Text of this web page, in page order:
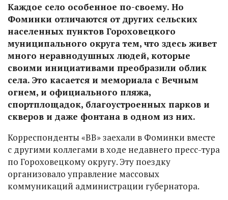
Каждое село особенное по-своему. Но
Фоминки отличаются от других сельских
населенных пунктов Гороховецкого
муниципального округа тем, что здесь живет
много неравнодушных людей, которые
своими инициативами преобразили облик
села. Это касается и мемориала с Вечным
огнем, и официального пляжа,
спортплощадок, благоустроенных парков и
скверов и даже фонтана в одном из них.
Корреспонденты «ВВ» заехали в Фоминки вместе
с другими коллегами в ходе недавнего пресс-тура
по Гороховецкому округу. Эту поездку
организовало управление массовых
коммуникаций администрации губернатора.